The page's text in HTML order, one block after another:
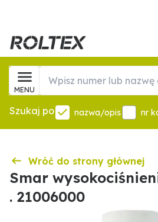
MENU
Szukaj po nazwa/opis nr
Wróć do strony głównej
Smar
. 21006000